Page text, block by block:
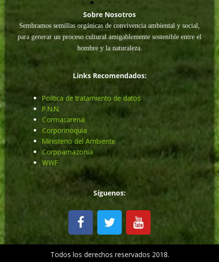
Sobre Nosotros
Sembramos semillas orgánicas de convivencia ambiental y social,
para generar un proceso cultural amigablemente sostenible entre el
hombre y la naturaleza.
Links Recomendados:
Politica de tratamiento de datos
P.N.N.
Cormacarena
Corporinoquia
Ministerio del Ambiente
Corpoamazonia
WWF
Síguenos:
F
a
c
e
T
w
i
t
Y
o
u
t
Todos los derechos reservados 2018.